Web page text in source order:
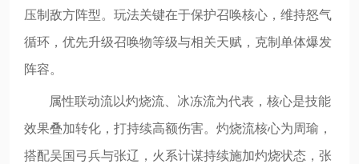
压制敌方阵型。玩法关键在于保护召唤核心，维持怒气
循环，优先升级召唤物等级与相关天赋，克制单体爆发
阵容。
属性联动流以灼烧流、冰冻流为代表，核心是技能
效果叠加转化，打持续高额伤害。灼烧流核心为周瑜，
搭配吴国弓兵与张辽，火系计谋持续施加灼烧状态，张